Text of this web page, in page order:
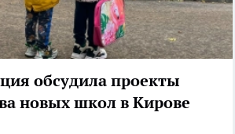
обсудила проекты
новых школ в Кирове